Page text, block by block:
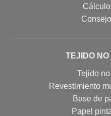
TEJIDO
Tejido
Revestimiento
Base de
Papel